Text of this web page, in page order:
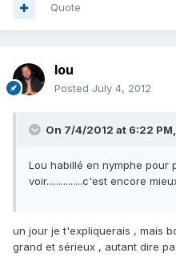
Quote
lou
Posted July 4, 2012
On 7/4/2012 at 6:22 PM,
Lou habillé en nymphe pour
voir...............c'est encore
un jour je t'expliquerais , mais
grand et sérieux , autant dire